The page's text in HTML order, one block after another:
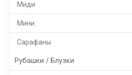
Миди
Мини
Сарафаны
Рубашки / Блузки